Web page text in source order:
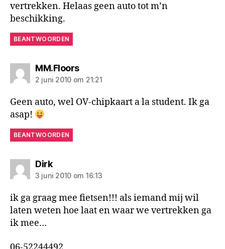
vertrekken. Helaas geen auto tot m’n
beschikking.
BEANTWOORDEN
MM.Floorszegt:
2 juni 2010 om 21:21
Geen auto, wel OV-chipkaart a la student. Ik ga
asap!
BEANTWOORDEN
Dirkzegt:
3 juni 2010 om 16:13
ik ga graag mee fietsen!!! als iemand mij wil
laten weten hoe laat en waar we vertrekken ga
ik mee…